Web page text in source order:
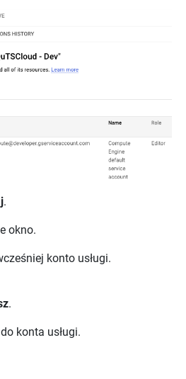
.
okno.
konto usługi.
.
konta usługi.